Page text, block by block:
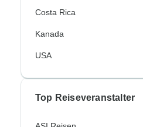
Costa Rica
Kanada
USA
Top Reiseveranstalter